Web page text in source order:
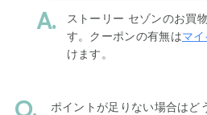
ストーリー セゾンのお買
す。クーポンの有無はマ
けます。
ポイントが足りない場合はど